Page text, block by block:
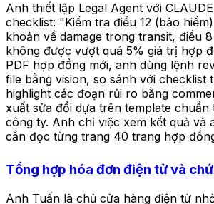
Anh thiết lập Legal Agent với
checklist: "Kiểm tra điều 12 (bảo
khoản về damage trong transit, điều
không được vượt quá 5% giá trị hợp
PDF hợp đồng mới, anh dùng lệnh
file bằng vision, so sánh với checklist
highlight các đoạn rủi ro bằng
xuất sửa đổi dựa trên template
công ty. Anh chỉ việc xem kết quả và
cần đọc từng trang 40 trang hợp
Tổng hợp hóa đơn điện tử và
Anh Tuấn là chủ cửa hàng điện tử